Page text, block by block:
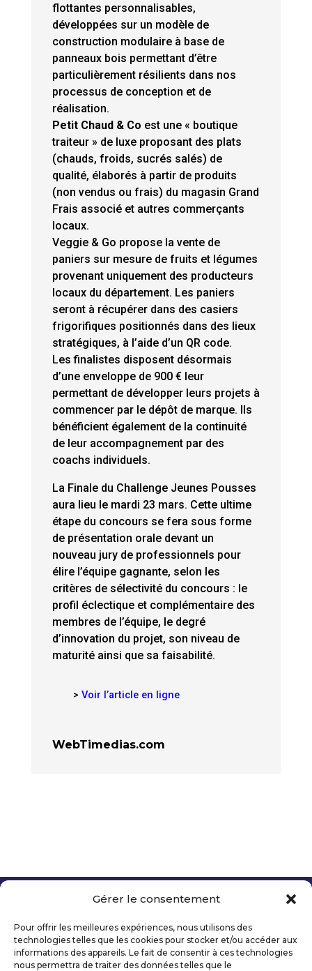
Gérer le consentement
Pour offrir les meilleures expériences, nous utilisons des
technologies telles que les cookies pour stocker et/ou accéder aux
informations des appareils. Le fait de consentir à ces technologies
nous permettra de traiter des données telles que le
flottantes personnalisables,
développées sur un modèle de
construction modulaire à base de
panneaux bois permettant d’être
particulièrement résilients dans nos
processus de conception et de
réalisation.
Petit Chaud & Co est une « boutique
traiteur » de luxe proposant des plats
(chauds, froids, sucrés salés) de
qualité, élaborés à partir de produits
(non vendus ou frais) du magasin Grand
Frais associé et autres commerçants
locaux.
Veggie & Go propose la vente de
paniers sur mesure de fruits et légumes
provenant uniquement des producteurs
locaux du département. Les paniers
seront à récupérer dans des casiers
frigorifiques positionnés dans des lieux
stratégiques, à l’aide d’un QR code.
Les finalistes disposent désormais
d’une enveloppe de 900 € leur
permettant de développer leurs projets à
commencer par le dépôt de marque. Ils
bénéficient également de la continuité
de leur accompagnement par des
coachs individuels.
La Finale du Challenge Jeunes Pousses
aura lieu le mardi 23 mars. Cette ultime
étape du concours se fera sous forme
de présentation orale devant un
nouveau jury de professionnels pour
élire l’équipe gagnante, selon les
critères de sélectivité du concours : le
profil éclectique et complémentaire des
membres de l’équipe, le degré
d’innovation du projet, son niveau de
maturité ainsi que sa faisabilité.
> Voir l’article en ligne
WebTimedias.com
Mentions légales
Politique de confidentialité